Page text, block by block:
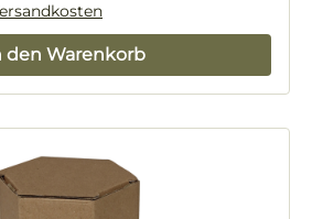
den Warenkorb